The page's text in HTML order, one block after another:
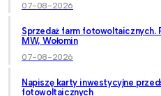
07-08-2026
Sprzedaż farm fotowoltaicznych.
MW, Wołomin
07-08-2026
Napiszę karty inwestycyjne
fotowoltaicznych